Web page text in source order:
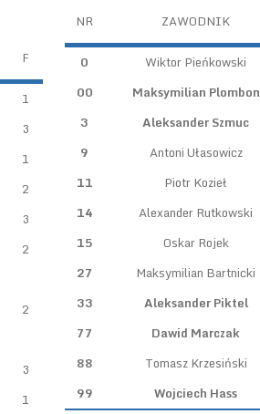
F
1
3
1
2
3
2
2
3
1
NR ZAWODNIK
0 Wiktor Pieńkowski
00
Maksymilian Plombon
3
Aleksander Szmuc
9
Antoni Ułasowicz
11
Piotr Kozieł
14
Alexander Rutkowski
15
Oskar Rojek
27
Maksymilian Bartnicki
33
Aleksander Piktel
77
Dawid Marczak
88
Tomasz Krzesiński
99
Wojciech Hass